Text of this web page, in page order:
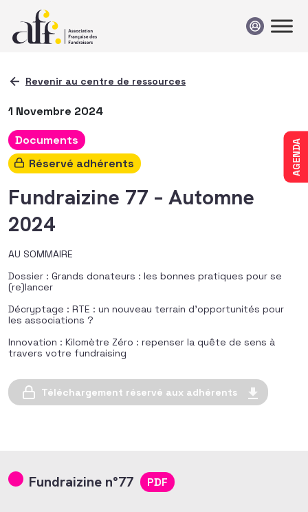
AGENDA
Revenir au centre de ressources
1 Novembre 2024
Documents
Réservé adhérents
Fundraizine 77 – Automne
2024
AU SOMMAIRE
Dossier : Grands donateurs : les bonnes pratiques pour se
(re)lancer
Décryptage : RTE : un nouveau terrain d’opportunités pour
les associations ?
Innovation : Kilomètre Zéro : repenser la quête de sens à
travers votre fundraising
Téléchargement réservé aux adhérents
Fundraizine n°77 PDF